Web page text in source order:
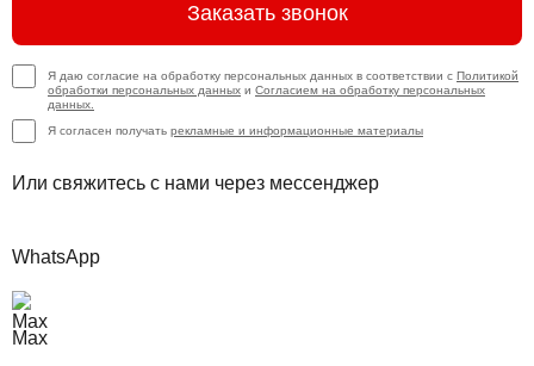
Заказать звонок
Я даю согласие на обработку персональных данных в соответствии с Политикой
обработки персональных данных и Согласием на обработку персональных
данных.
Я согласен получать рекламные и информационные материалы
Или свяжитесь с нами через мессенджер
WhatsApp
Max